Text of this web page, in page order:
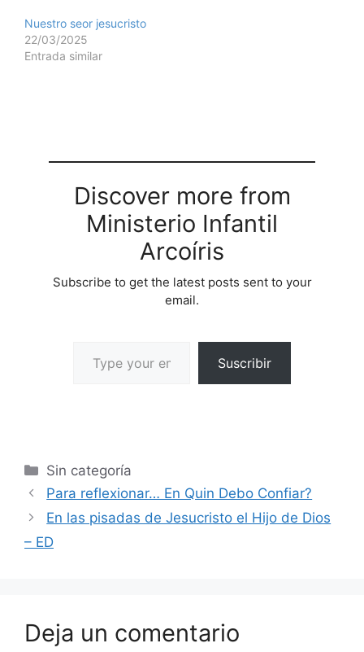
Nuestro seor jesucristo
22/03/2025
Entrada similar
Discover more from
Ministerio Infantil
Arcoíris
Subscribe to get the latest posts sent to your
email.
Suscribir
Sin categoría
Para reflexionar… En Quin Debo Confiar?
En las pisadas de Jesucristo el Hijo de Dios
– ED
Deja un comentario